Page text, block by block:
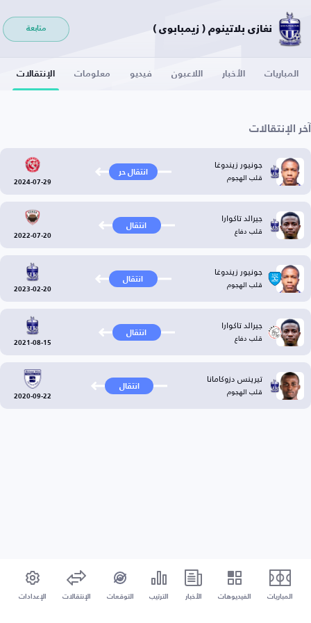
نغازي بلاتينوم ( زيمبابوي ) متابعة
المباريات الأخبار اللاعبون فيديو معلومات الإنتقالات
آخر الإنتقالات
جونيور زيندوغا
قلب الهجوم انتقال حر
2024-07-29
جيرالد تاكوارا
قلب دفاع انتقال
2022-07-20
جونيور زيندوغا
قلب الهجوم انتقال
2023-02-20
جيرالد تاكوارا
قلب دفاع انتقال
2021-08-15
تيرينس دزوكامانا
قلب الهجوم انتقال
2020-09-22
المباريات الفيديوهات الأخبار الترتيب التوقعات الإنتقالات الإعدادات